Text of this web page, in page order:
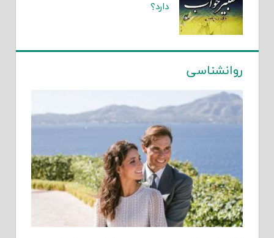
دارد؟
روانشناسی